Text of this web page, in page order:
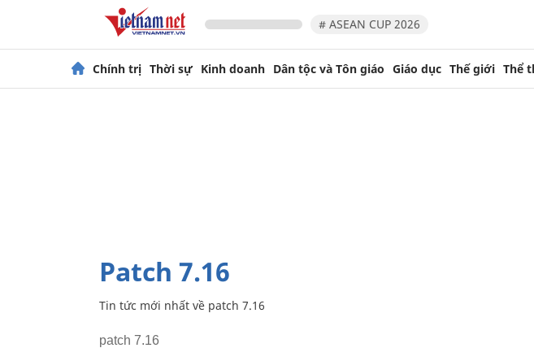
# ASEAN CUP 2026
Chính trị Thời sự Kinh doanh Dân tộc và Tôn giáo Giáo dục Thế giới Thể
patch 7.16
Tin tức mới nhất về patch 7.16
patch 7.16